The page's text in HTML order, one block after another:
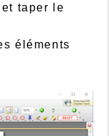
taper le
éléments